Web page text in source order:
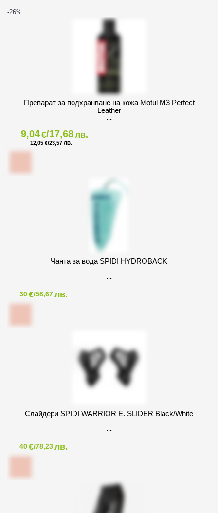
-26%
Препарат за подхранване на кожа Motul M3 Perfect
Leather
9,04€/17,68лв.
12,05 €/23,57 ЛВ.
Чанта за вода SPIDI HYDROBACK
30€/58,67лв.
Слайдери SPIDI WARRIOR E. SLIDER Black/White
40€/78,23лв.